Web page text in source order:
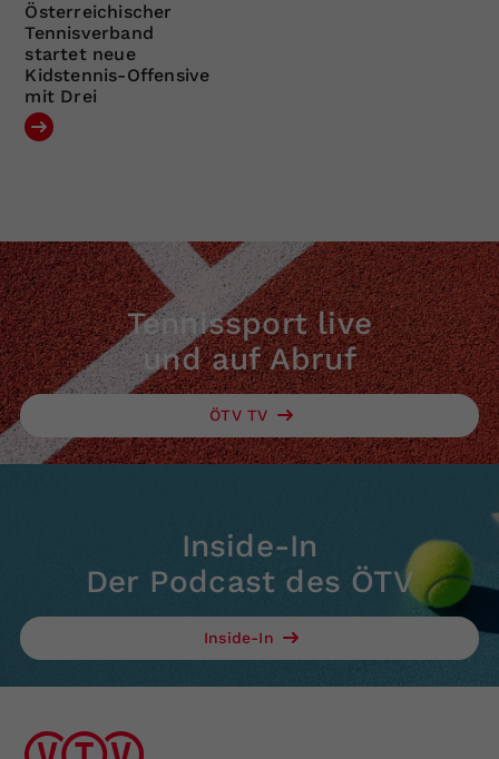
Österreichischer
Tennisverband
startet neue
Kidstennis-Offensive
mit Drei
Tennissport live
und auf Abruf
ÖTV TV
Inside-In
Der Podcast des ÖTV
Inside-In